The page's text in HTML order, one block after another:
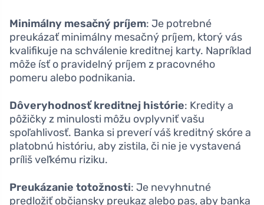
Minimálny mesačný príjem: Je potrebné
preukázať minimálny mesačný príjem, ktorý vás
kvalifikuje na schválenie kreditnej karty. Napríklad
môže ísť o pravidelný príjem z pracovného
pomeru alebo podnikania.
Dôveryhodnosť kreditnej histórie: Kredity a
pôžičky z minulosti môžu ovplyvniť vašu
spoľahlivosť. Banka si preverí váš kreditný skóre a
platobnú históriu, aby zistila, či nie je vystavená
príliš veľkému riziku.
Preukázanie totožnosti: Je nevyhnutné
predložiť občiansky preukaz alebo pas, aby banka